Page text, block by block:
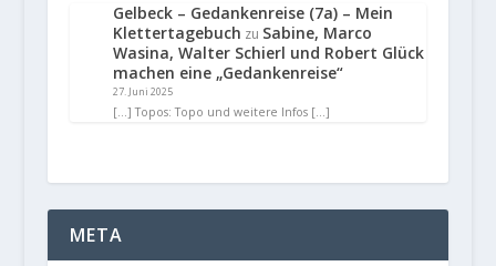
Gelbeck – Gedankenreise (7a) – Mein
Klettertagebuch zu Sabine, Marco
Wasina, Walter Schierl und Robert Glück
machen eine „Gedankenreise“
27. Juni 2025
[…] Topos: Topo und weitere Infos […]
META